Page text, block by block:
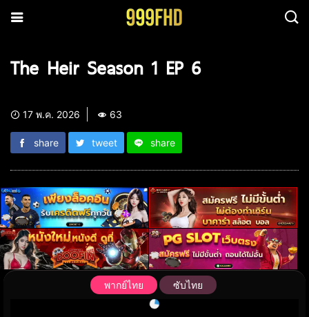
The Heir Season 1 EP 6
17 พ.ค. 2026 63
share tweet share
พากย์ไทย ซับไทย